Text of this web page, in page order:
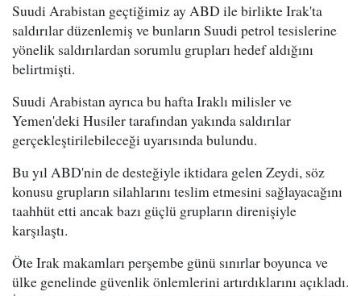
Suudi Arabistan geçtiğimiz ay ABD ile birlikte Irak'ta
saldırılar düzenlemiş ve bunların Suudi petrol tesislerine
yönelik saldırılardan sorumlu grupları hedef aldığını
belirtmişti.
Suudi Arabistan ayrıca bu hafta Iraklı milisler ve
Yemen'deki Husiler tarafından yakında saldırılar
gerçekleştirilebileceği uyarısında bulundu.
Bu yıl ABD'nin de desteğiyle iktidara gelen Zeydi, söz
konusu grupların silahlarını teslim etmesini sağlayacağını
taahhüt etti ancak bazı güçlü grupların direnişiyle
karşılaştı.
Öte Irak makamları perşembe günü sınırlar boyunca ve
ülke genelinde güvenlik önlemlerini artırdıklarını açıkladı.